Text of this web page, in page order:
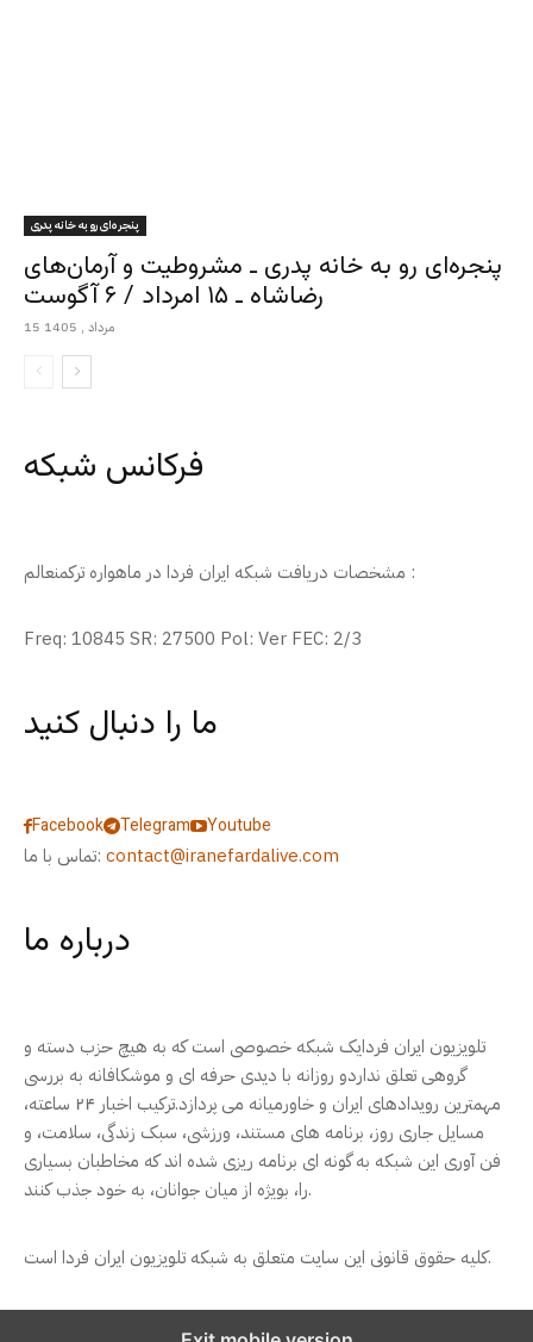
پنجره‌ای رو به خانه پدری
پنجره‌ای رو به خانه پدری ـ مشروطیت و آرمان‌های
رضاشاه ـ ۱۵ امرداد / ۶ آگوست
15 مرداد , 1405
فرکانس شبکه
مشخصات دریافت شبکه ایران فردا در ماهواره ترکمنعالم :
Freq: 10845 SR: 27500 Pol: Ver FEC: 2/3
ما را دنبال کنید
Facebook Telegram
Youtube
تماس با ما: contact@iranefardalive.com
درباره ما
تلویزیون ایران فردایک شبکه خصوصی است که به هیچ حزب دسته و
گروهی تعلق نداردو روزانه با دیدی حرفه ای و موشکافانه به بررسی
مهمترین رویدادهای ایران و خاورمیانه می پردازد.ترکیب اخبار ۲۴ ساعته،
مسایل جاری روز، برنامه های مستند، ورزشی، سبک زندگی، سلامت، و
فن آوری این شبکه به گونه ای برنامه ریزی شده اند که مخاطبان بسیاری
را، بویژه از میان جوانان، به خود جذب کنند.
کلیه حقوق قانونی این سایت متعلق به شبکه تلویزیون ایران فردا است.